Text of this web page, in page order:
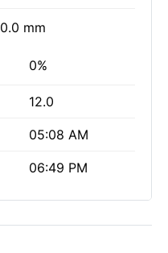
0.0 mm
0%
12.0
05:08 AM
06:49 PM